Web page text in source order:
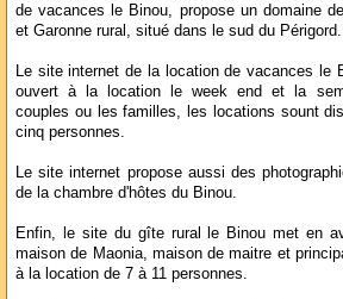
de vacances le Binou, propose un domaine
et Garonne rural, situé dans le sud du Périgord.
Le site internet de la location de vacances le
ouvert à la location le week end et la
couples ou les familles, les locations sount
cinq personnes.
Le site internet propose aussi des
de la chambre d'hôtes du Binou.
Enfin, le site du gîte rural le Binou met en
maison de Maonia, maison de maitre et
à la location de 7 à 11 personnes.